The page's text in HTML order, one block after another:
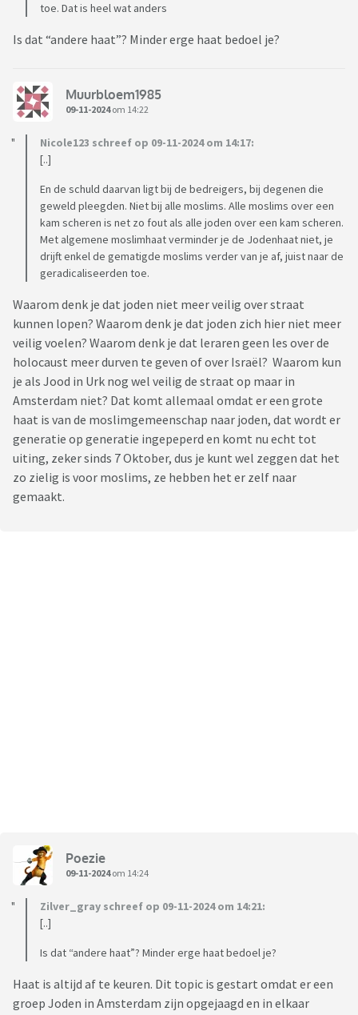
toe. Dat is heel wat anders
Is dat “andere haat”? Minder erge haat bedoel je?
Muurbloem1985
09-11-2024om 14:22
Nicole123 schreef op 09-11-2024 om 14:17:
[..]
En de schuld daarvan ligt bij de bedreigers, bij degenen die
geweld pleegden. Niet bij alle moslims. Alle moslims over een
kam scheren is net zo fout als alle joden over een kam scheren.
Met algemene moslimhaat verminder je de Jodenhaat niet, je
drijft enkel de gematigde moslims verder van je af, juist naar de
geradicaliseerden toe.
Waarom denk je dat joden niet meer veilig over straat
kunnen lopen? Waarom denk je dat joden zich hier niet meer
veilig voelen? Waarom denk je dat leraren geen les over de
holocaust meer durven te geven of over Israël? Waarom kun
je als Jood in Urk nog wel veilig de straat op maar in
Amsterdam niet? Dat komt allemaal omdat er een grote
haat is van de moslimgemeenschap naar joden, dat wordt er
generatie op generatie ingepeperd en komt nu echt tot
uiting, zeker sinds 7 Oktober, dus je kunt wel zeggen dat het
zo zielig is voor moslims, ze hebben het er zelf naar
gemaakt.
Poezie
09-11-2024om 14:24
Zilver_gray schreef op 09-11-2024 om 14:21:
[..]
Is dat “andere haat”? Minder erge haat bedoel je?
Haat is altijd af te keuren. Dit topic is gestart omdat er een
groep Joden in Amsterdam zijn opgejaagd en in elkaar